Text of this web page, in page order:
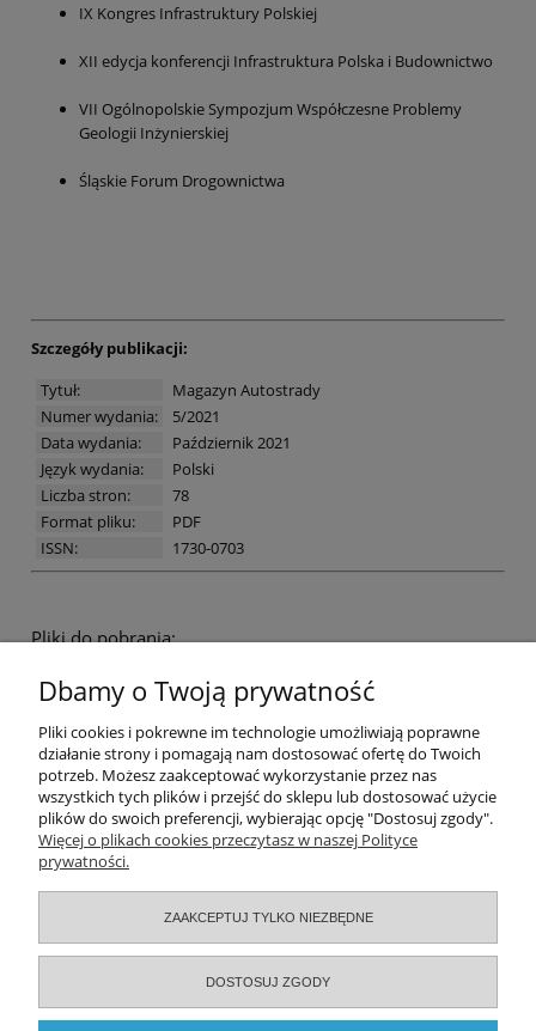
IX Kongres Infrastruktury Polskiej
XII edycja konferencji Infrastruktura Polska i Budownictwo
VII Ogólnopolskie Sympozjum Współczesne Problemy
Geologii Inżynierskiej
Śląskie Forum Drogownictwa
Szczegóły publikacji:
Tytuł:
Magazyn Autostrady
Numer wydania:
5/2021
Data wydania:
Październik 2021
Język wydania:
Polski
Liczba stron:
78
Format pliku:
PDF
ISSN:
1730-0703
Pliki do pobrania:
Kędzierzyna-Koźla
Moje konto
Zamówienia
Informacje
O nas
Serwisy specjalistyczne
Dbamy o Twoją prywatność
Pliki cookies i pokrewne im technologie umożliwiają poprawne
działanie strony i pomagają nam dostosować ofertę do Twoich
potrzeb. Możesz zaakceptować wykorzystanie przez nas
wszystkich tych plików i przejść do sklepu lub dostosować użycie
plików do swoich preferencji, wybierając opcję "Dostosuj zgody".
Więcej o plikach cookies przeczytasz w naszej Polityce
prywatności.
ZAAKCEPTUJ TYLKO NIEZBĘDNE
DOSTOSUJ ZGODY